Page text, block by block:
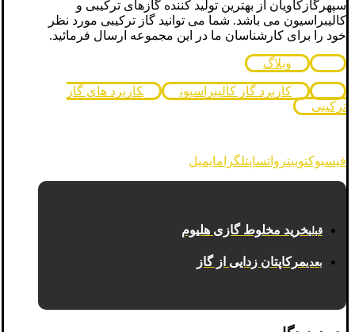
سپهرگازکاویان از بهترین تولید کننده گازهای ترکیبی و
کالیبراسیون می باشد. شما می توانید گاز ترکیبی مورد نظر
خود را برای کارشناسان ما در این مجموعه ارسال فرمائید.
وبلاگ
کاربرد گاز کالیبراسیون
کاربرد های گاز
ترکیبی
فیسبوکتوییتر واتساپتلگرامایمیل
قبلیخرید مخلوط گازی هلیوم
بعدیمرکاپتان زدایی از گاز